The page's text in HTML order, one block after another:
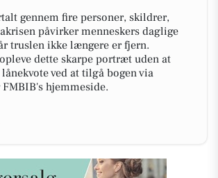
gennem fire personer, skildrer,
påvirker menneskers daglige
truslen ikke længere er fjern.
dette skarpe portræt uden at
ved at tilgå bogen via
hjemmeside.